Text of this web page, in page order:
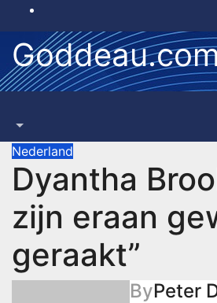
content
Nederland
Dyantha
zijn eraan
geraakt”
ByPeter